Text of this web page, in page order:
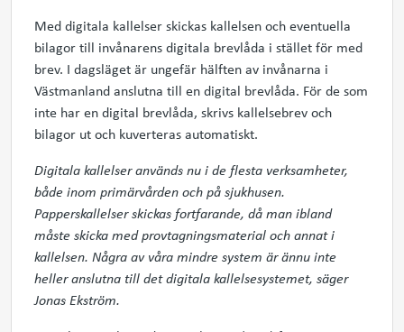
Med digitala kallelser skickas kallelsen och eventuella
bilagor till invånarens digitala brevlåda i stället för med
brev. I dagsläget är ungefär hälften av invånarna i
Västmanland anslutna till en digital brevlåda. För de som
inte har en digital brevlåda, skrivs kallelsebrev och
bilagor ut och kuverteras automatiskt.
Digitala kallelser används nu i de flesta verksamheter,
både inom primärvården och på sjukhusen.
Papperskallelser skickas fortfarande, då man ibland
måste skicka med provtagningsmaterial och annat i
kallelsen. Några av våra mindre system är ännu inte
heller anslutna till det digitala kallelsesystemet, säger
Jonas Ekström.